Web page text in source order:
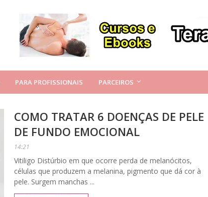
PARA PROFISSIONAIS PARCEIROS
COMO TRATAR 6 DOENÇAS DE PELE
DE FUNDO EMOCIONAL
14:21
Vitiligo Distúrbio em que ocorre perda de melanócitos,
células que produzem a melanina, pigmento que dá cor à
pele. Surgem manchas ...